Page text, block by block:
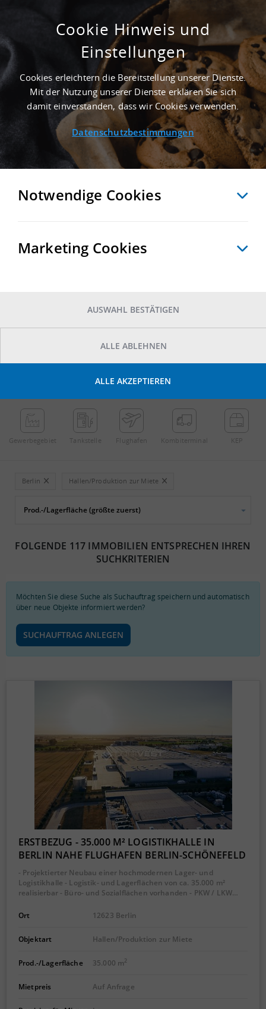
SUCHE ANPASSEN
117 Treffer anzeigen
117
POINTS OF INTEREST
Gewerbe­gebiet Tankstelle Flughafen Kombi­terminal KEP
Berlin Hallen/Produktion zur Miete
FOLGENDE 117 IMMOBILIEN ENTSPRECHEN IHREN
SUCHKRITERIEN
Möchten Sie diese Suche als Suchauftrag speichern und automatisch
über neue Objekte informiert werden?
SUCHAUFTRAG ANLEGEN
ERSTBEZUG - 35.000 M² LOGISTIKHALLE IN
BERLIN NAHE FLUGHAFEN BERLIN-SCHÖNEFELD
- Projektierter Neubau einer hochmodernen Lager- und
Logistikhalle - Logistik- und Lagerflächen von ca. 35.000 m²
realisierbar - Büro- und Sozialflächen vorhanden - PKW / LKW…
Ort 12623 Berlin
Objektart Hallen/Produktion zur Miete
Prod.-/Lagerfläche 35.000 m2
Mietpreis Auf Anfrage
Cookie Hinweis und
Einstellungen
Cookies erleichtern die Bereitstellung unserer Dienste.
Mit der Nutzung unserer Dienste erklären Sie sich
damit einverstanden, dass wir Cookies verwenden.
Datenschutzbestimmungen
Notwendige Cookies
Marketing Cookies
AUSWAHL BESTÄTIGEN
ALLE ABLEHNEN
ALLE AKZEPTIEREN